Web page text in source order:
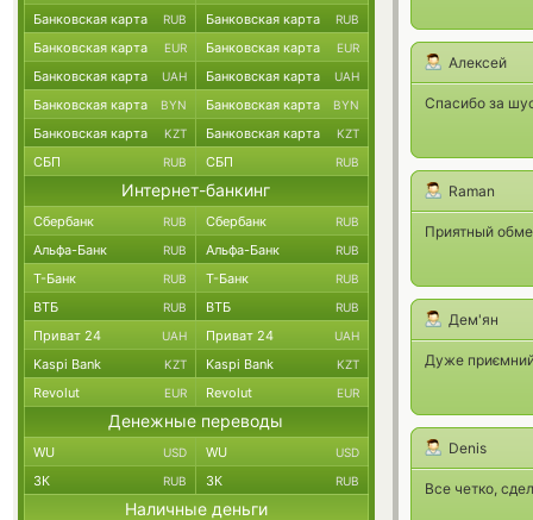
Алексей
Спасибо за
Raman
Приятный
Дем'ян
Дуже
Denis
Все четко,
Банковская карта RUB Банковская карта RUB
Банковская карта EUR Банковская карта EUR
Банковская карта UAH Банковская карта UAH
Банковская карта BYN Банковская карта BYN
Банковская карта KZT Банковская карта KZT
СБП RUB СБП RUB
Интернет-банкинг
Сбербанк RUB Сбербанк RUB
Альфа-Банк RUB Альфа-Банк RUB
Т-Банк RUB Т-Банк RUB
ВТБ RUB ВТБ RUB
Приват 24 UAH Приват 24 UAH
Kaspi Bank KZT Kaspi Bank KZT
Revolut EUR Revolut EUR
Денежные переводы
WU USD WU USD
ЗК RUB ЗК RUB
Наличные деньги